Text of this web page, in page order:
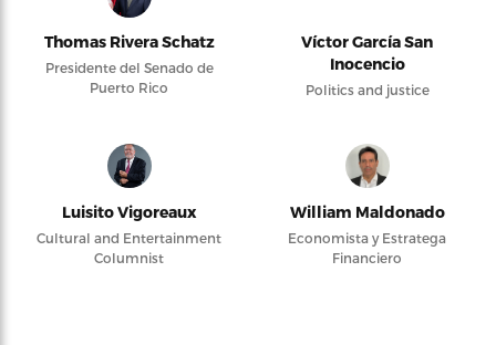
Thomas Rivera Schatz
Presidente del Senado de
Puerto Rico
Víctor García San
Inocencio
Politics and justice
Luisito Vigoreaux
Cultural and Entertainment
Columnist
William Maldonado
Economista y Estratega
Financiero